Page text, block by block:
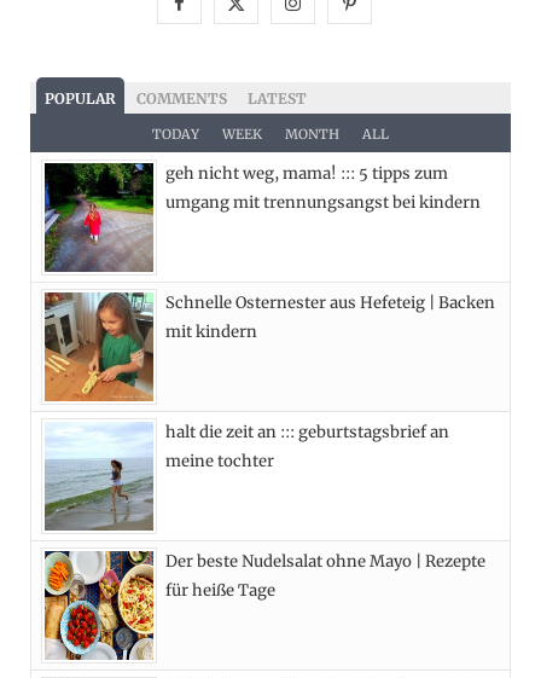
c
e
b
k
T
w
i
e
s
t
a
a
e
s
POPULAR COMMENTS LATEST
TODAY WEEK MONTH ALL
geh nicht weg, mama! ::: 5 tipps zum
umgang mit trennungsangst bei kindern
Schnelle Osternester aus Hefeteig | Backen
mit kindern
halt die zeit an ::: geburtstagsbrief an
meine tochter
Der beste Nudelsalat ohne Mayo | Rezepte
für heiße Tage